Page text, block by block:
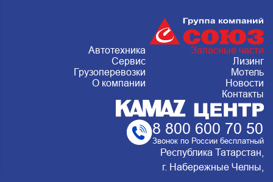
Автотехника
Запасные части
Сервис
Лизинг
Грузоперевозки
Мотель
О компании
Новости
Контакты
8 800 600 70 50
Звонок по России бесплатный
Республика Татарстан,
г. Набережные Челны,